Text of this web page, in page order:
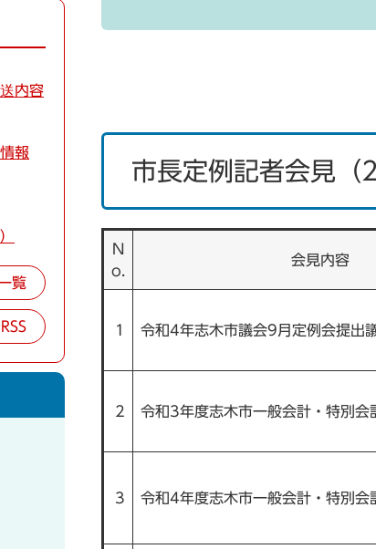
市長定例記者会見
N
o.
会見内容
1 令和4年志木市議会9月定例会提出
2 令和3年度志木市一般会計・特別会
3 令和4年度志木市一般会計・特別会
内容
報
覧